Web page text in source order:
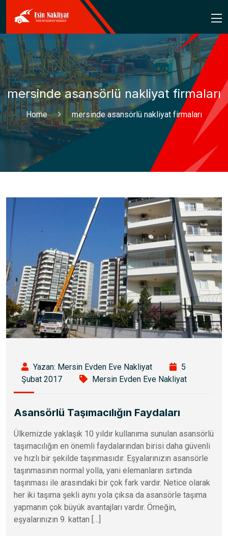
mersinde asansörlü nakliyat firmaları
Home mersinde asansörlü nakliyat firmaları
Yazan: Mersin Evden Eve Nakliyat
5
Şubat 2017
Mersin Evden Eve Nakliyat
Asansörlü Taşımacılığın Faydaları
Ülkemizde yaklaşık 10 yıldır kullanıma sunulan asansörlü
taşımacılığın en önemli faydalarından birisi daha güvenli
ve hızlı bir şekilde taşınmasıdır. Eşyalarınızın asansörle
taşınmasının normal yolla, yani elemanların sırtında
taşınması ile arasındaki bir çok fark vardır. Netice olarak
her iki taşıma şekli aynı yola çıksa da asansörle taşıma
yapmanın çok büyük avantajları vardır. Örneğin,
eşyalarınızın 9. kattan […]